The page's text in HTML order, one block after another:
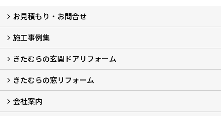
お見積もり・お問合せ
LINEで概算見積もり
チャットで質問
問い合わせフォームから
オンライン相談
電話で相談
無料現地調査をご希望の方
施工事例集
玄関ドアリフォーム
玄関引戸リフォーム
勝手口ドアリフォーム
窓リフォーム
きたむらの玄関ドアリフォーム
玄関ドアリフォームについて
リシェントについて (23)
・玄関ドアバリエーション (52)
・玄関引戸バリエーション (44)
・勝手口ドアバリエーション (11)
安心の自社施工
無料点検
保証について
価格について
概算見積について (2)
きたむらの窓リフォーム
窓リフォームについて (5)
・内窓設置-LIXILインプラス
・内窓設置-AGCまどまど
・窓交換
・エコガラス交換
・防犯・防災ガラス交換
会社案内